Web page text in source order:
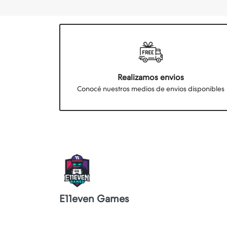
Realizamos envios
Conocé nuestros medios de envios disponibles
E11even Games